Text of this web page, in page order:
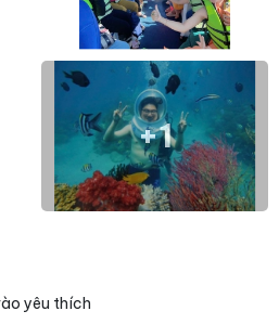
+1
yêu thích